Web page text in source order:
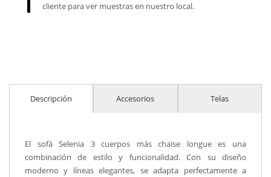
cliente para ver muestras en nuestro local.
Descripción Accesorios Telas
El sofá Selenia 3 cuerpos más chaise longue es una
combinación de estilo y funcionalidad. Con su diseño
moderno y líneas elegantes, se adapta perfectamente a